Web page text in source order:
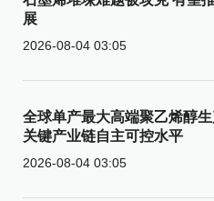
展
2026-08-04 03:05
全球单产最大高端聚乙烯醇
关键产业链自主可控水平
2026-08-04 03:05